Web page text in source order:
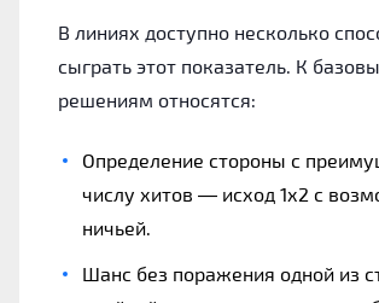
В линиях доступно несколько
сыграть этот показатель. К
решениям относятся:
Определение стороны с
числу хитов — исход 1х2 с
ничьей.
Шанс без поражения одной из